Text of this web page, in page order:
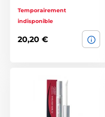
Temporairement
indisponible
20,20 €